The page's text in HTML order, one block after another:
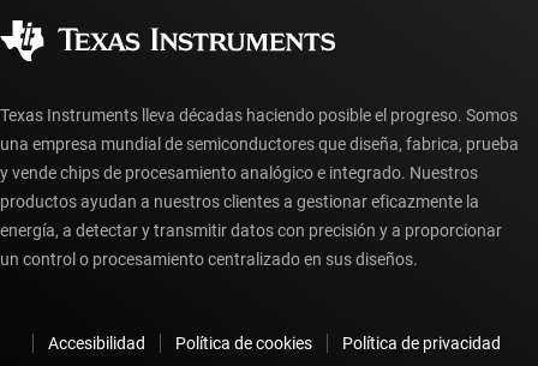
Preguntas frecuentes sobre la cuenta myTI
Texas Instruments lleva décadas haciendo posible el progreso. Somos
una empresa mundial de semiconductores que diseña, fabrica, prueba
y vende chips de procesamiento analógico e integrado. Nuestros
productos ayudan a nuestros clientes a gestionar eficazmente la
energía, a detectar y transmitir datos con precisión y a proporcionar
un control o procesamiento centralizado en sus diseños.
Accesibilidad Política de cookies
Política de privacidad